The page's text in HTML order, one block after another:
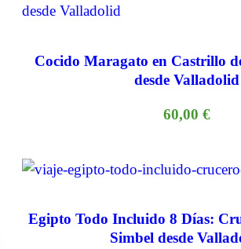
Cocido Maragato en Castrillo
desde Valladolid
60,00 €
Egipto Todo Incluido 8 Días:
Simbel desde